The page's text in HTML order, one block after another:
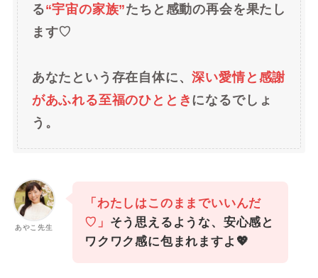
る“宇宙の家族”たちと感動の再会を果たし
ます♡
あなたという存在自体に、深い愛情と感謝
があふれる至福のひととき になるでしょ
う。
あやこ先生
「わたしはこのままでいいんだ
♡」 そう思えるような、安心感と
ワクワク感に包まれますよ💖